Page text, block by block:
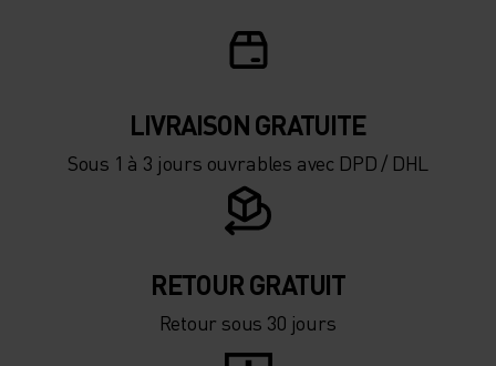
LIVRAISON GRATUITE
Sous 1 à 3 jours ouvrables avec DPD / DHL
RETOUR GRATUIT
Retour sous 30 jours